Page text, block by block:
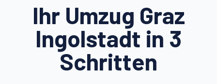
Ihr Umzug Graz
Ingolstadt in 3
Schritten